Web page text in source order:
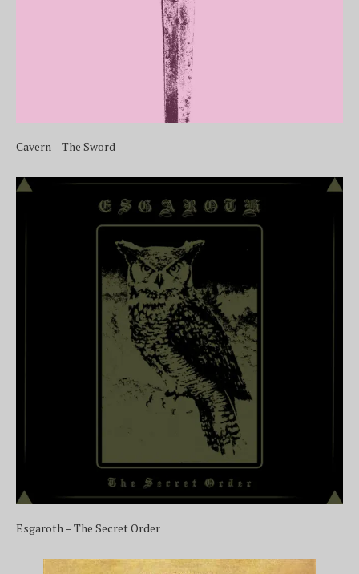
Cavern – The Sword
Esgaroth – The Secret Order